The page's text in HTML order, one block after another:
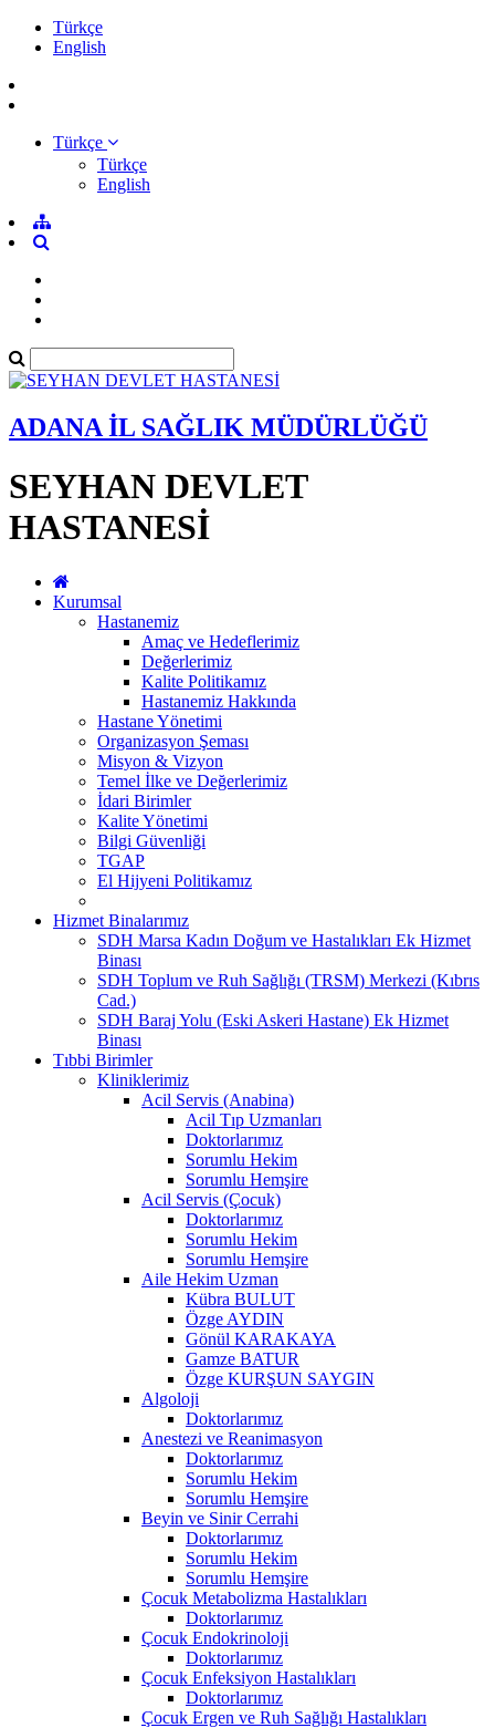
Türkçe
English
Türkçe
Türkçe
English
ADANA İL SAĞLIK MÜDÜRLÜĞÜ
SEYHAN DEVLET
HASTANESİ
Kurumsal
Hastanemiz
Amaç ve Hedeflerimiz
Değerlerimiz
Kalite Politikamız
Hastanemiz Hakkında
Hastane Yönetimi
Organizasyon Şeması
Misyon & Vizyon
Temel İlke ve Değerlerimiz
İdari Birimler
Kalite Yönetimi
Bilgi Güvenliği
TGAP
El Hijyeni Politikamız
Hizmet Binalarımız
SDH Marsa Kadın Doğum ve Hastalıkları Ek Hizmet
Binası
SDH Toplum ve Ruh Sağlığı (TRSM) Merkezi (Kıbrıs
Cad.)
SDH Baraj Yolu (Eski Askeri Hastane) Ek Hizmet
Binası
Tıbbi Birimler
Kliniklerimiz
Acil Servis (Anabina)
Acil Tıp Uzmanları
Doktorlarımız
Sorumlu Hekim
Sorumlu Hemşire
Acil Servis (Çocuk)
Doktorlarımız
Sorumlu Hekim
Sorumlu Hemşire
Aile Hekim Uzman
Kübra BULUT
Özge AYDIN
Gönül KARAKAYA
Gamze BATUR
Özge KURŞUN SAYGIN
Algoloji
Doktorlarımız
Anestezi ve Reanimasyon
Doktorlarımız
Sorumlu Hekim
Sorumlu Hemşire
Beyin ve Sinir Cerrahi
Doktorlarımız
Sorumlu Hekim
Sorumlu Hemşire
Çocuk Metabolizma Hastalıkları
Doktorlarımız
Çocuk Endokrinoloji
Doktorlarımız
Çocuk Enfeksiyon Hastalıkları
Doktorlarımız
Çocuk Ergen ve Ruh Sağlığı Hastalıkları